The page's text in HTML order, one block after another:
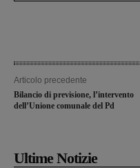
Articolo precedente
Bilancio di previsione, l’intervento
dell’Unione comunale del Pd
Ultime Notizie